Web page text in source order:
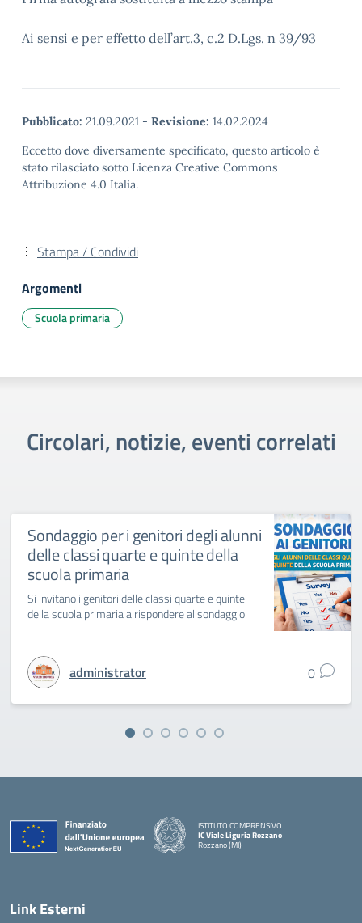
Ai sensi e per effetto dell’art.3, c.2 D.Lgs. n 39/93
Pubblicato: 21.09.2021 - Revisione: 14.02.2024
Eccetto dove diversamente specificato, questo articolo è
stato rilasciato sotto Licenza Creative Commons
Attribuzione 4.0 Italia.
Stampa / Condividi
Argomenti
Scuola primaria
Circolari, notizie, eventi correlati
Sondaggio per i genitori degli alunni
delle classi quarte e quinte della
scuola primaria
Si invitano i genitori delle classi quarte e quinte
della scuola primaria a rispondere al sondaggio
administrator 0
ISTITUTO COMPRENSIVO
IC Viale Liguria Rozzano
Rozzano (MI)
Link Esterni